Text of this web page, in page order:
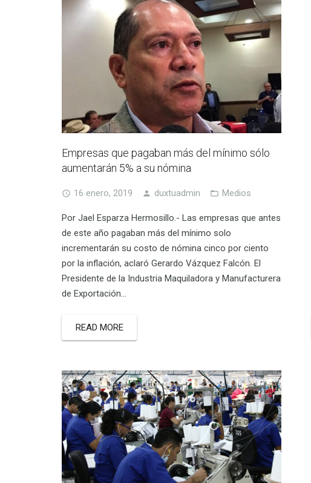
Empresas que pagaban más del mínimo sólo
aumentarán 5% a su nómina
16 enero, 2019 duxtuadmin Medios
Por Jael Esparza Hermosillo.- Las empresas que antes
de este año pagaban más del mínimo solo
incrementarán su costo de nómina cinco por ciento
por la inflación, aclaró Gerardo Vázquez Falcón. El
Presidente de la Industria Maquiladora y Manufacturera
de Exportación…
READ MORE